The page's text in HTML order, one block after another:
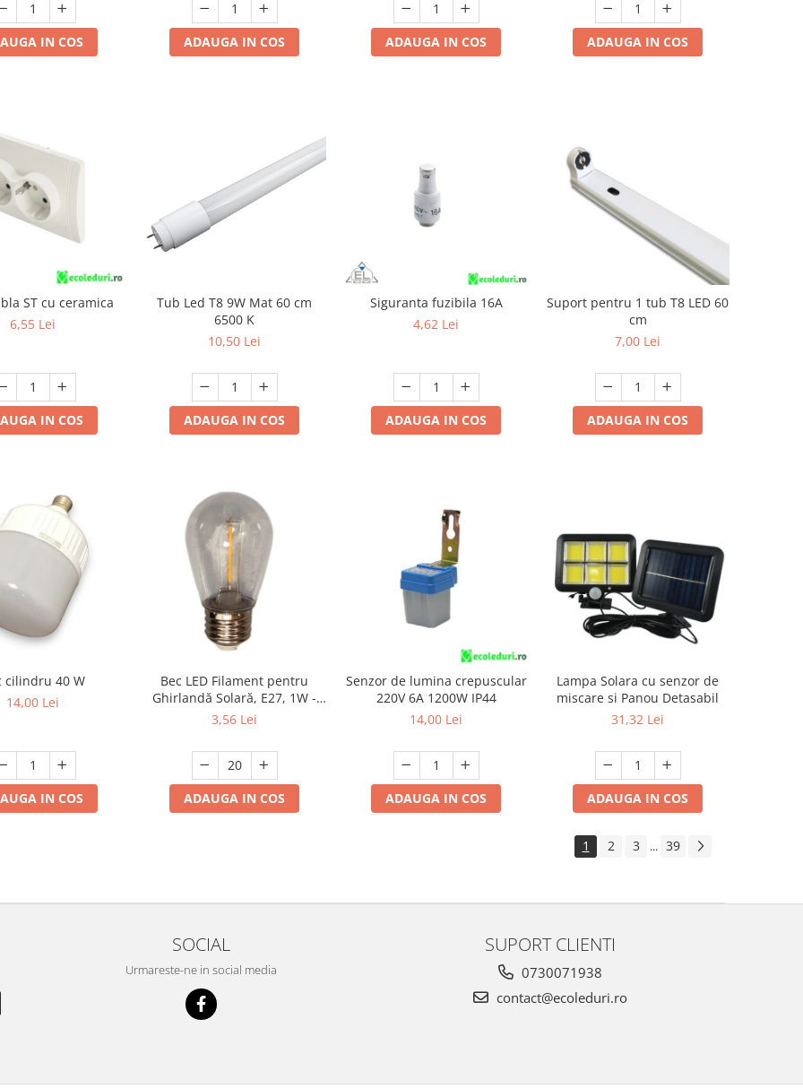
IN COS ADAUGA IN COS ADAUGA IN COS ADAUGA IN COS
ST cu ceramica
6,55 Lei
IN COS
Tub Led T8 9W Mat 60 cm
6500 K
10,50 Lei
ADAUGA IN COS
Siguranta fuzibila 16A
4,62 Lei
ADAUGA IN COS
Suport pentru 1 tub T8 LED 60
cm
7,00 Lei
ADAUGA IN COS
cilindru 40 W
14,00 Lei
IN COS
Bec LED Filament pentru
Ghirlandă Solară, E27, 1W -
Set 20 Bucăți
3,56 Lei
ADAUGA IN COS
Senzor de lumina crepuscular
220V 6A 1200W IP44
14,00 Lei
ADAUGA IN COS
Lampa Solara cu senzor de
miscare si Panou Detasabil
31,32 Lei
ADAUGA IN COS
1 2 3 ... 39
SOCIAL
Urmareste-ne in social media
SUPORT CLIENTI
0730071938
contact@ecoleduri.ro